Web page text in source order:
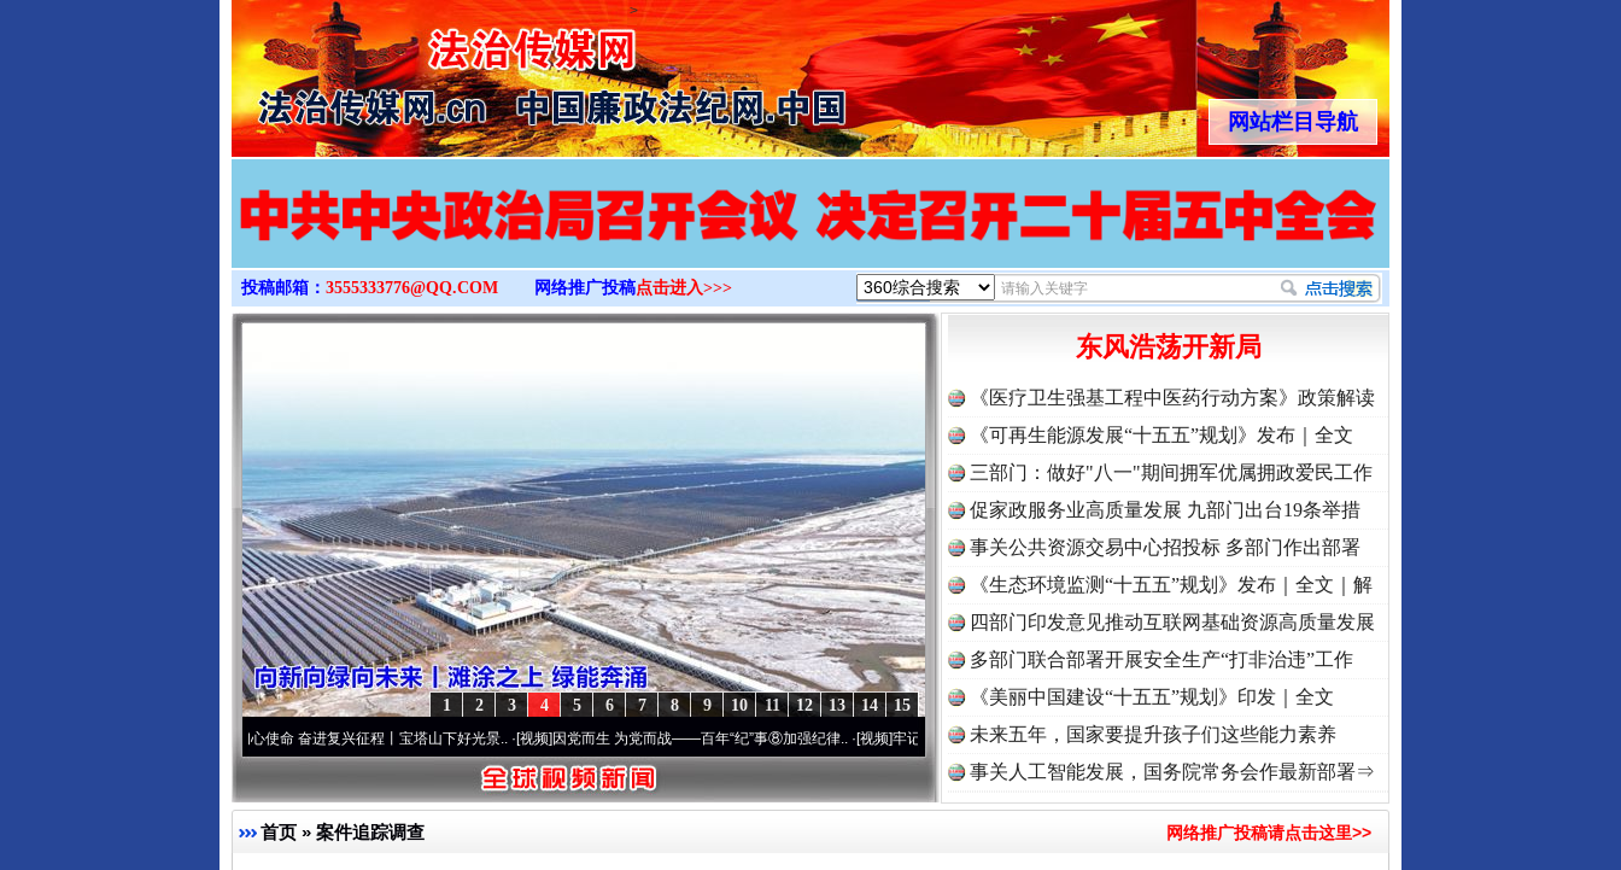
>
网站栏目导航
投稿邮箱： 3555333776@QQ.COM 网络推广投稿点击进入>>>
15
14
13
12
11
10
9
8
7
6
5
4
3
2
1
牢记初心使命 奋进复兴征程丨宝塔山下好光景..·[视频]因党而生 为党而战——百年“纪”事⑧加强纪律..·[视频]牢记初心使命 奋进复兴征程丨“转折之城”激荡..·[视频]牢记初心使命 奋进复兴征程丨红船起航处 潮起..
东风浩荡开新局
《医疗卫生强基工程中医药行动方案》政策解读
《可再生能源发展“十五五”规划》发布｜全文
三部门：做好"八一"期间拥军优属拥政爱民工作
促家政服务业高质量发展 九部门出台19条举措
事关公共资源交易中心招投标 多部门作出部署
《生态环境监测“十五五”规划》发布｜全文｜解
读
四部门印发意见推动互联网基础资源高质量发展
多部门联合部署开展安全生产“打非治违”工作
《美丽中国建设“十五五”规划》印发｜全文
未来五年，国家要提升孩子们这些能力素养
事关人工智能发展，国务院常务会作最新部署⇒
首页 » 案件追踪调查 网络推广投稿请点击这里>>